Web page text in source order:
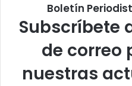
Boletín
Subscríbete
de correo
nuestras